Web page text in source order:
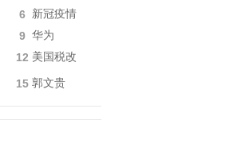
6 新冠疫情
9 华为
12 美国税改
15 郭文贵